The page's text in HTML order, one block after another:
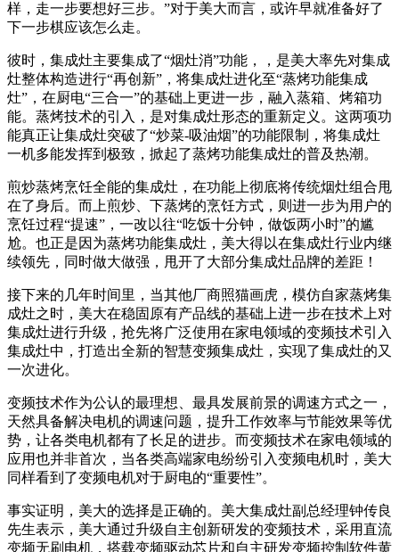
样，走一步要想好三步。”对于美大而言，或许早就准备好了
下一步棋应该怎么走。
彼时，集成灶主要集成了“烟灶消”功能，，是美大率先对集成
灶整体构造进行“再创新”，将集成灶进化至“蒸烤功能集成
灶”，在厨电“三合一”的基础上更进一步，融入蒸箱、烤箱功
能。蒸烤技术的引入，是对集成灶形态的重新定义。这两项功
能真正让集成灶突破了“炒菜-吸油烟”的功能限制，将集成灶
一机多能发挥到极致，掀起了蒸烤功能集成灶的普及热潮。
煎炒蒸烤烹饪全能的集成灶，在功能上彻底将传统烟灶组合甩
在了身后。而上煎炒、下蒸烤的烹饪方式，则进一步为用户的
烹饪过程“提速”，一改以往“吃饭十分钟，做饭两小时”的尴
尬。也正是因为蒸烤功能集成灶，美大得以在集成灶行业内继
续领先，同时做大做强，甩开了大部分集成灶品牌的差距！
接下来的几年时间里，当其他厂商照猫画虎，模仿自家蒸烤集
成灶之时，美大在稳固原有产品线的基础上进一步在技术上对
集成灶进行升级，抢先将广泛使用在家电领域的变频技术引入
集成灶中，打造出全新的智慧变频集成灶，实现了集成灶的又
一次进化。
变频技术作为公认的最理想、最具发展前景的调速方式之一，
天然具备解决电机的调速问题，提升工作效率与节能效果等优
势，让各类电机都有了长足的进步。而变频技术在家电领域的
应用也并非首次，当各类高端家电纷纷引入变频电机时，美大
同样看到了变频电机对于厨电的“重要性”。
事实证明，美大的选择是正确的。美大集成灶副总经理钟传良
先生表示，美大通过升级自主创新研发的变频技术，采用直流
变频无刷电机，搭载变频驱动芯片和自主研发变频控制软件黄